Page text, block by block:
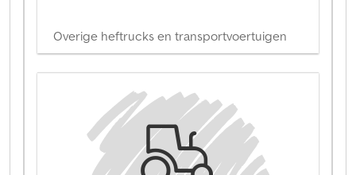
Overige heftrucks en transportvoertuigen